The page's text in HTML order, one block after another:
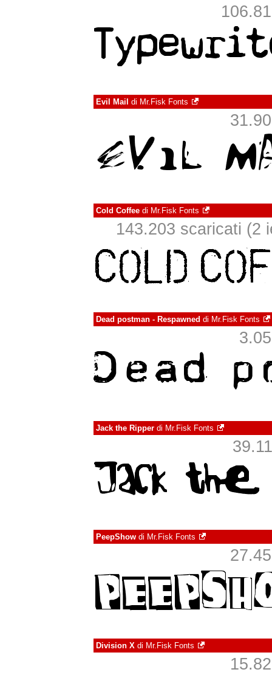
Evil Mail di Mr.Fisk Fonts
Cold Coffee di Mr.Fisk Fonts
143.203 scaricati (2
Dead postman - Respawned di Mr.Fisk Fonts
Jack the Ripper di Mr.Fisk Fonts
PeepShow di Mr.Fisk Fonts
Division X di Mr.Fisk Fonts